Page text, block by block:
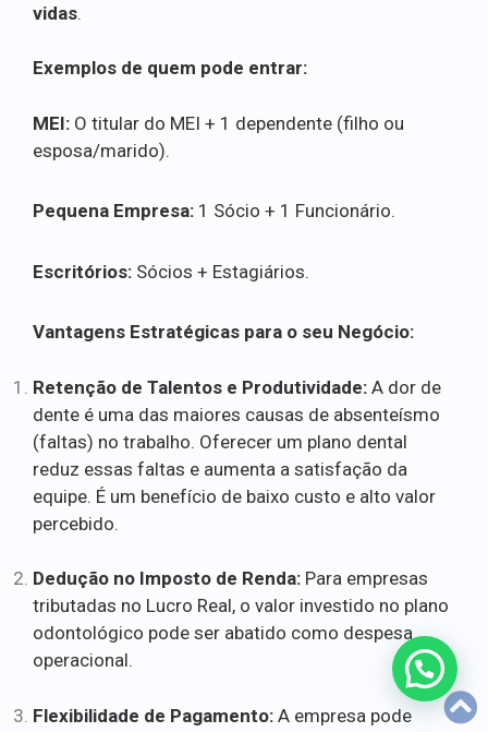
vidas.
Exemplos de quem pode entrar:
MEI: O titular do MEI + 1 dependente (filho ou
esposa/marido).
Pequena Empresa: 1 Sócio + 1 Funcionário.
Escritórios: Sócios + Estagiários.
Vantagens Estratégicas para o seu Negócio:
Retenção de Talentos e Produtividade: A dor de
dente é uma das maiores causas de absenteísmo
(faltas) no trabalho. Oferecer um plano dental
reduz essas faltas e aumenta a satisfação da
equipe. É um benefício de baixo custo e alto valor
percebido.
Dedução no Imposto de Renda: Para empresas
tributadas no Lucro Real, o valor investido no plano
odontológico pode ser abatido como despesa
operacional.
Flexibilidade de Pagamento: A empresa pode